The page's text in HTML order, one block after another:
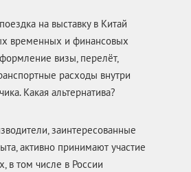
на выставку в Китай
временных и финансовых
визы, перелёт,
расходы внутри
Какая альтернатива?
заинтересованные
активно принимают участие
в том числе в России